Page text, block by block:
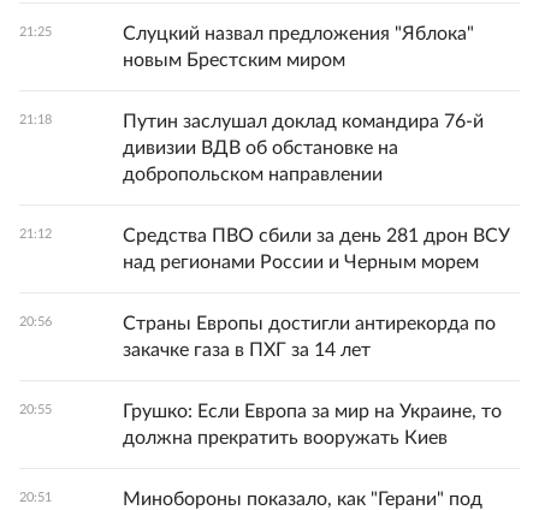
21:25
Слуцкий назвал предложения "Яблока"
новым Брестским миром
21:18
Путин заслушал доклад командира 76-й
дивизии ВДВ об обстановке на
добропольском направлении
21:12
Средства ПВО сбили за день 281 дрон ВСУ
над регионами России и Черным морем
20:56
Страны Европы достигли антирекорда по
закачке газа в ПХГ за 14 лет
20:55
Грушко: Если Европа за мир на Украине, то
должна прекратить вооружать Киев
20:51
Минобороны показало, как "Герани" под